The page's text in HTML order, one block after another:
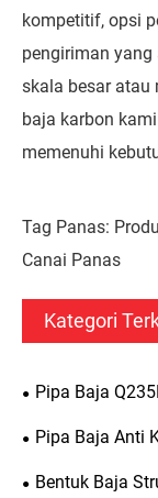
kompetitif, opsi
pengiriman
skala besar atau
baja karbon
memenuhi
Tag Panas:
Canai Panas
Kategori
Pipa Baja
Pipa Baja Anti
Bentuk Baja